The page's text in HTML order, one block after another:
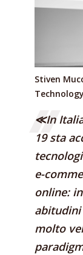
Stiven
≪In
19 sta
e-
online:
abitudini
molto